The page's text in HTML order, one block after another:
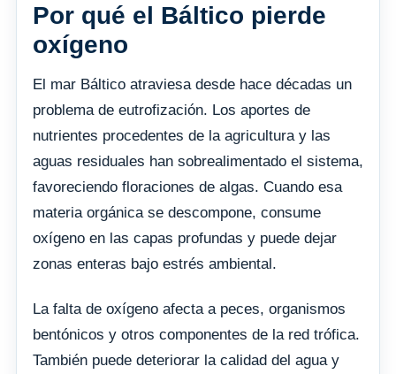
Por qué el Báltico pierde
oxígeno
El mar Báltico atraviesa desde hace décadas un
problema de eutrofización. Los aportes de
nutrientes procedentes de la agricultura y las
aguas residuales han sobrealimentado el sistema,
favoreciendo floraciones de algas. Cuando esa
materia orgánica se descompone, consume
oxígeno en las capas profundas y puede dejar
zonas enteras bajo estrés ambiental.
La falta de oxígeno afecta a peces, organismos
bentónicos y otros componentes de la red trófica.
También puede deteriorar la calidad del agua y